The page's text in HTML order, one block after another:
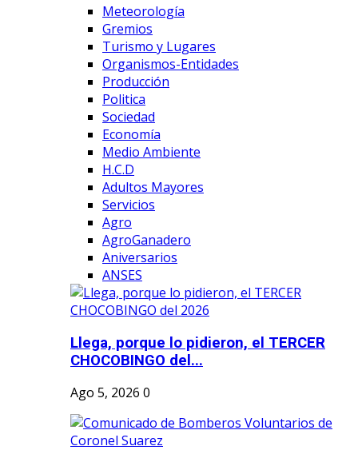
Meteorología
Gremios
Turismo y Lugares
Organismos-Entidades
Producción
Politica
Sociedad
Economía
Medio Ambiente
H.C.D
Adultos Mayores
Servicios
Agro
AgroGanadero
Aniversarios
ANSES
Llega, porque lo pidieron, el TERCER
CHOCOBINGO del...
Ago 5, 2026 0